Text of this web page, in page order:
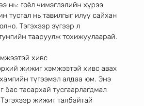
нь: гоёл чимэглэлийн хүрээ
тусгал нь тавилгыг илүү сайхан
Тэгэхээр зүгээр л
тааруулж тохижуулаарай.
хивс
жижиг хэмжээтэй хивс авах
түгээмэл алдаа юм. Энэ
бас тасархай тусгаарлагдмал
жижиг талбайтай